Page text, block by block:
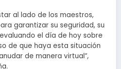
al lado de los maestros,
garantizar su seguridad, su
el día de hoy sobre
de que haya esta situación
de manera virtual”,